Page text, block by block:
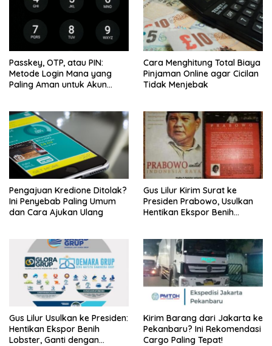
Passkey, OTP, atau PIN:
Metode Login Mana yang
Paling Aman untuk Akun
Cara Menghitung Total Biaya
Pinjaman Online agar Cicilan
Tidak Menjebak
Pengajuan Kredione Ditolak?
Ini Penyebab Paling Umum
dan Cara Ajukan Ulang
Gus Lilur Kirim Surat ke
Presiden Prabowo, Usulkan
Hentikan Ekspor Benih
Gus Lilur Usulkan ke Presiden:
Hentikan Ekspor Benih
Lobster, Ganti dengan
Kirim Barang dari Jakarta ke
Pekanbaru? Ini Rekomendasi
Cargo Paling Tepat!